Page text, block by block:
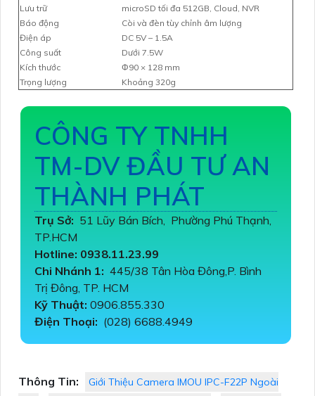
Lưu trữ
microSD tối đa 512GB, Cloud, NVR
Báo động
Còi và đèn tùy chỉnh âm lượng
Điện áp
DC 5V – 1.5A
Công suất
Dưới 7.5W
Kích thước
Φ90 × 128 mm
Trọng lượng
Khoảng 320g
CÔNG TY TNHH
TM-DV ĐẦU TƯ AN
THÀNH PHÁT
Trụ Sở: 51 Lũy Bán Bích, Phường Phú Thạnh,
TP.HCM
Hotline: 0938.11.23.99
Chi Nhánh 1: 445/38 Tân Hòa Đông,P. Bình
Trị Đông, TP. HCM
Kỹ Thuật: 0906.855.330
Điện Thoại: (028) 6688.4949
Thông Tin:
Giới Thiệu Camera IMOU IPC-F22P Ngoài